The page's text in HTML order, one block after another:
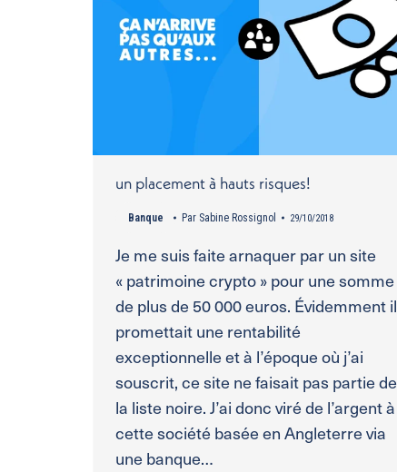
un placement à hauts risques!
Banque Par Sabine Rossignol 29/10/2018
Je me suis faite arnaquer par un site
« patrimoine crypto » pour une somme
de plus de 50 000 euros. Évidemment il
promettait une rentabilité
exceptionnelle et à l’époque où j’ai
souscrit, ce site ne faisait pas partie de
la liste noire. J’ai donc viré de l’argent à
cette société basée en Angleterre via
une banque…